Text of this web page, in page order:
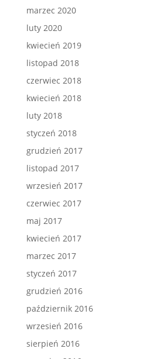
marzec 2020
luty 2020
kwiecień 2019
listopad 2018
czerwiec 2018
kwiecień 2018
luty 2018
styczeń 2018
grudzień 2017
listopad 2017
wrzesień 2017
czerwiec 2017
maj 2017
kwiecień 2017
marzec 2017
styczeń 2017
grudzień 2016
październik 2016
wrzesień 2016
sierpień 2016